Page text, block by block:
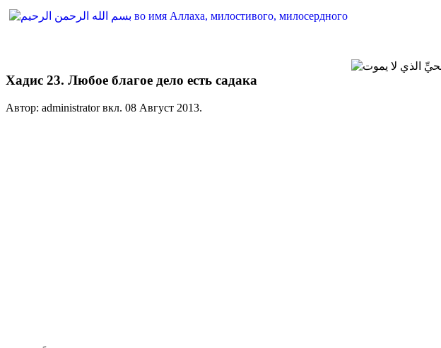
Хадис 23. Любое благое дело есть садака
Автор: administrator вкл. 08 Август 2013.